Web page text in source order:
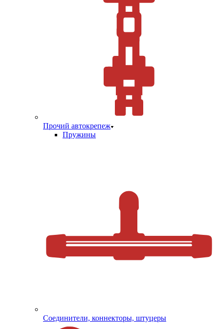
Прочий автокрепеж
Пружины
Соединители, коннекторы, штуцеры